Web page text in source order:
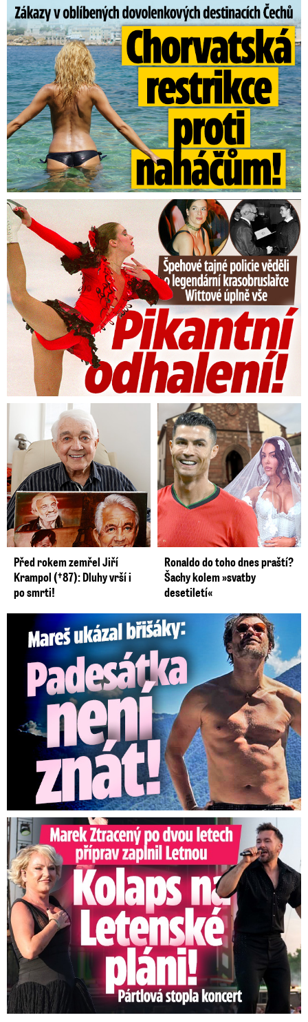
Zákazy v dovolenkových rájích: Restrikce proti naháčům!
Tajná policie špehovala krasobruslařku Wittovou: Pikantní ...
Před rokem zemřel Jiří
Krampol (†87): Dluhy vrší i
po smrti!
Ronaldo do toho dnes praští?
Šachy kolem »svatby
desetiletí«
Mareš v dokonalé formě ukázal břišáky: Padesátka není znát
Marek Ztracený na Letné: Pártlová stopla koncert